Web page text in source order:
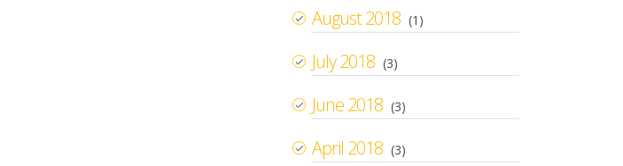
August 2018 (1)
July 2018 (3)
June 2018 (3)
April 2018 (3)